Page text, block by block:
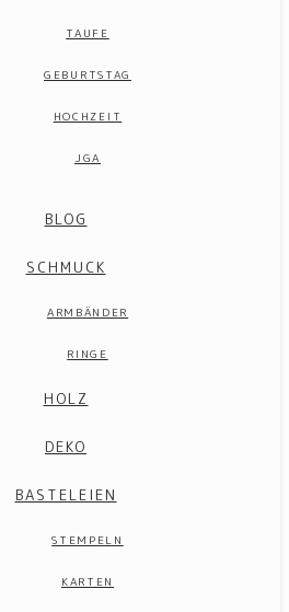
TAUFE
GEBURTSTAG
HOCHZEIT
JGA
BLOG
SCHMUCK
ARMBÄNDER
RINGE
HOLZ
DEKO
BASTELEIEN
STEMPELN
KARTEN